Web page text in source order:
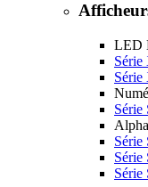
LED
Série
Série
Série
Série